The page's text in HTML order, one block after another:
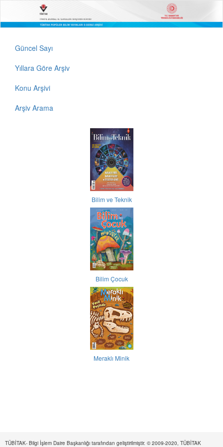
Güncel Sayı
Yıllara Göre Arşiv
Konu Arşivi
Arşiv Arama
Bilim ve Teknik
Bilim Çocuk
Meraklı Minik
TÜBİTAK- Bilgi İşlem Daire Başkanlığı tarafından geliştirilmiştir. © 2009-2020, TÜBİTAK